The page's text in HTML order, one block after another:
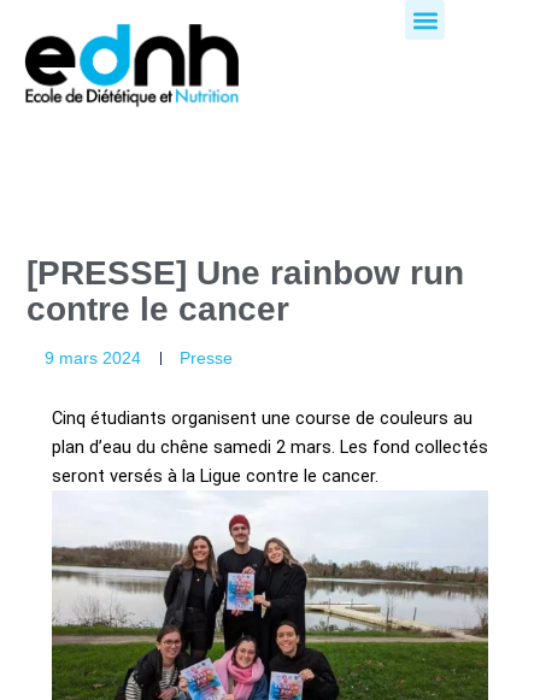
contenu
[PRESSE] Une rainbow run
contre le cancer
9 mars 2024 Presse
Cinq étudiants organisent une course de couleurs au
plan d’eau du chêne samedi 2 mars. Les fond collectés
seront versés à la Ligue contre le cancer.